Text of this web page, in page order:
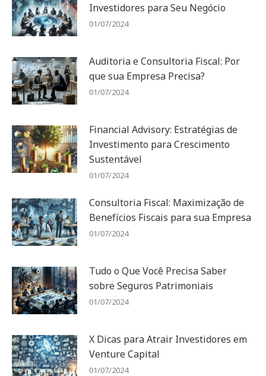
Investidores para Seu Negócio
01/07/2024
Auditoria e Consultoria Fiscal: Por
que sua Empresa Precisa?
01/07/2024
Financial Advisory: Estratégias de
Investimento para Crescimento
Sustentável
01/07/2024
Consultoria Fiscal: Maximização de
Benefícios Fiscais para sua Empresa
01/07/2024
Tudo o Que Você Precisa Saber
sobre Seguros Patrimoniais
01/07/2024
X Dicas para Atrair Investidores em
Venture Capital
01/07/2024